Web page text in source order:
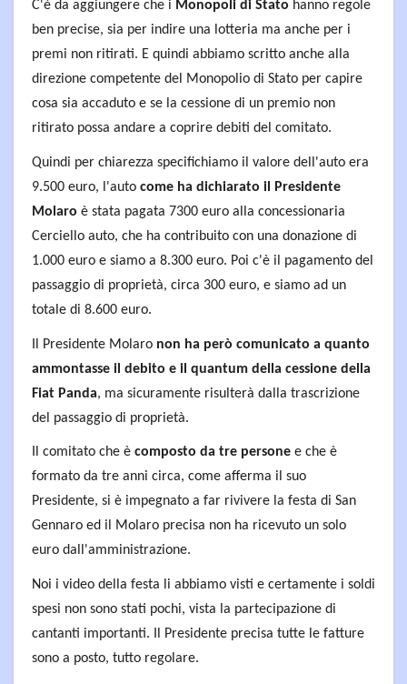
C'è da aggiungere che i Monopoli di Stato hanno regole
ben precise, sia per indire una lotteria ma anche per i
premi non ritirati. E quindi abbiamo scritto anche alla
direzione competente del Monopolio di Stato per capire
cosa sia accaduto e se la cessione di un premio non
ritirato possa andare a coprire debiti del comitato.
Quindi per chiarezza specifichiamo il valore dell'auto era
9.500 euro, l'auto come ha dichiarato il Presidente
Molaro è stata pagata 7300 euro alla concessionaria
Cerciello auto, che ha contribuito con una donazione di
1.000 euro e siamo a 8.300 euro. Poi c'è il pagamento del
passaggio di proprietà, circa 300 euro, e siamo ad un
totale di 8.600 euro.
Il Presidente Molaro non ha però comunicato a quanto
ammontasse il debito e il quantum della cessione della
Fiat Panda, ma sicuramente risulterà dalla trascrizione
del passaggio di proprietà.
Il comitato che è composto da tre persone e che è
formato da tre anni circa, come afferma il suo
Presidente, si è impegnato a far rivivere la festa di San
Gennaro ed il Molaro precisa non ha ricevuto un solo
euro dall'amministrazione.
Noi i video della festa li abbiamo visti e certamente i soldi
spesi non sono stati pochi, vista la partecipazione di
cantanti importanti. Il Presidente precisa tutte le fatture
sono a posto, tutto regolare.